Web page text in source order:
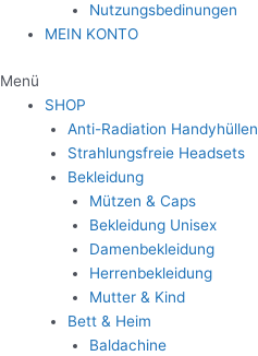
Nutzungsbedinungen
MEIN KONTO
Menü
SHOP
Anti-Radiation Handyhüllen
Strahlungsfreie Headsets
Bekleidung
Mützen & Caps
Bekleidung Unisex
Damenbekleidung
Herrenbekleidung
Mutter & Kind
Bett & Heim
Baldachine